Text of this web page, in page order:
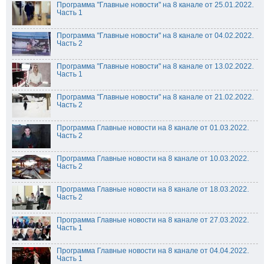
Программа "Главные новости" на 8 канале от 25.01.2022.
Часть 1
Программа "Главные новости" на 8 канале от 04.02.2022.
Часть 2
Программа "Главные новости" на 8 канале от 13.02.2022.
Часть 1
Программа "Главные новости" на 8 канале от 21.02.2022.
Часть 2
Программа Главные новости на 8 канале от 01.03.2022.
Часть 2
Программа Главные новости на 8 канале от 10.03.2022.
Часть 2
Программа Главные новости на 8 канале от 18.03.2022.
Часть 2
Программа Главные новости на 8 канале от 27.03.2022.
Часть 1
Программа Главные новости на 8 канале от 04.04.2022.
Часть 1